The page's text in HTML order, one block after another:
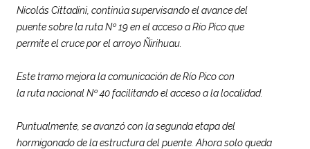
Nicolás Cittadini, continúa supervisando el avance del
puente sobre la ruta Nº 19 en el acceso a Río Pico que
permite el cruce por el arroyo Ñirihuau.
Este tramo mejora la comunicación de Río Pico con
la ruta nacional Nº 40 facilitando el acceso a la localidad.
Puntualmente, se avanzó con la segunda etapa del
hormigonado de la estructura del puente. Ahora solo queda